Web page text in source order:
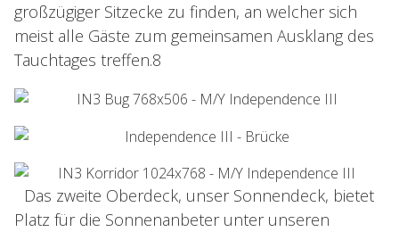
großzügiger Sitzecke zu finden, an welcher sich
meist alle Gäste zum gemeinsamen Ausklang des
Tauchtages treffen.8
Das zweite Oberdeck, unser Sonnendeck, bietet
Platz für die Sonnenanbeter unter unseren